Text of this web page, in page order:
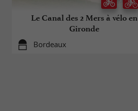
Le Canal des 2 Mers à vélo en
Gironde
Bordeaux